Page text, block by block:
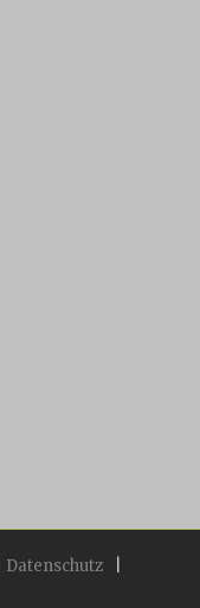
Datenschutz